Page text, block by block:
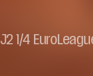
J2 1/4